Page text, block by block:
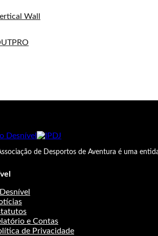
de Desportos de Aventura é uma
e Contas
de Privacidade